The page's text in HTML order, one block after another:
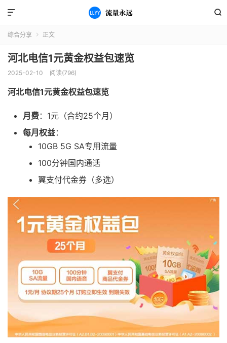


综合分享  正文
河北电信1元黄金权益包速览
2025-02-10 阅读(796)
河北电信1元黄金权益包速览
月费：1元（合约25个月）
每月权益：
10GB 5G SA专用流量
100分钟国内通话
翼支付代金券（多选）